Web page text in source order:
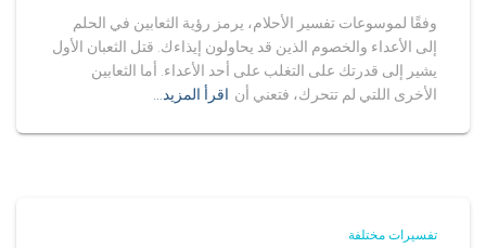
وفقًا لموسوعات تفسير الأحلام، يرمز رؤية الثعابين في الحلم
إلى الأعداء والخصوم الذين قد يحاولون إيذاءك. قتل الثعبان الأول
يشير إلى قدرتك على التغلب على أحد الأعداء. أما الثعابين
الأخرى اللتي لم تتحرك، فتعني أن اقرأ المزيد…
تفسيرات مختلفة